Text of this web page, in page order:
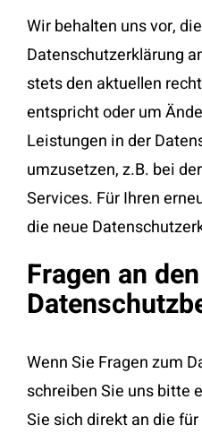
Wir behalten uns vor,
Datenschutzerklärung
stets den aktuellen
entspricht oder um
Leistungen in der
umzusetzen, z.B. bei
Services. Für Ihren
die neue
Fragen an den
Wenn Sie Fragen zum
schreiben Sie uns bitte
Sie sich direkt an die